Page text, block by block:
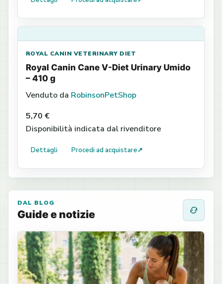
ROYAL CANIN VETERINARY DIET
Royal Canin Cane V-Diet Urinary Umido
– 410 g
Venduto da RobinsonPetShop
5,70 €
Disponibilità indicata dal rivenditore
Dettagli Procedi ad acquistare↗
DAL BLOG
Guide e notizie